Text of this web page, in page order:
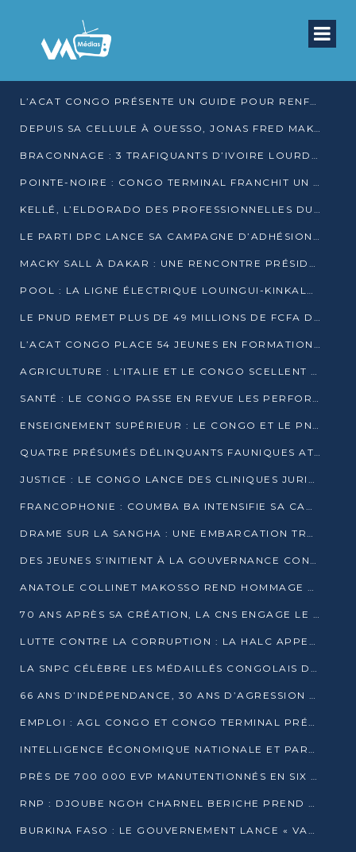
L’ACAT CONGO PRÉSENTE UN GUIDE POUR RENFORCER LES GARANTIES JUDICIAIRES EN GARDE À VUE
DEPUIS SA CELLULE À OUESSO, JONAS FRED MAKITA DÉNONCE CE QU’IL QUALIFIE DE DÉNI DE JUSTICE
BRACONNAGE : 3 TRAFIQUANTS D’IVOIRE LOURDEMENT CONDAMNÉS À DJAMBALA
POINTE-NOIRE : CONGO TERMINAL FRANCHIT UN CAP HISTORIQUE AVEC 99 MOUVEMENTS/HEURE
KELLÉ, L’ELDORADO DES PROFESSIONNELLES DU SEXE
LE PARTI DPC LANCE SA CAMPAGNE D’ADHÉSIONS ET VEUT STRUCTURER SA PRÉSENCE DANS LES 15 DÉPARTEMENTS
MACKY SALL À DAKAR : UNE RENCONTRE PRÉSIDENTIELLE QUI DIVISE L’OPINION SÉNÉGALAISE
POOL : LA LIGNE ÉLECTRIQUE LOUINGUI-KINKALA-BOKO MISE EN SERVICE
LE PNUD REMET PLUS DE 49 MILLIONS DE FCFA D’ÉQUIPEMENTS POUR ACCÉLÉRER LA NUMÉRISATION DU SYSTÈME DE SANTÉ
L’ACAT CONGO PLACE 54 JEUNES EN FORMATION PROFESSIONNELLE
AGRICULTURE : L’ITALIE ET LE CONGO SCELLENT UN PARTENARIAT POUR UNE PRODUCTION LOCALE DURABLE
SANTÉ : LE CONGO PASSE EN REVUE LES PERFORMANCES DE SES HÔPITAUX À MI-PARCOURS
ENSEIGNEMENT SUPÉRIEUR : LE CONGO ET LE PNUD VEULENT RAPPROCHER LA FORMATION UNIVERSITAIRE DES BESOINS DU MARCHÉ DE L’EMPLOI
QUATRE PRÉSUMÉS DÉLINQUANTS FAUNIQUES ATTENDUS DEVANT LA JUSTICE POUR TRAFIC D’IVOIRE
JUSTICE : LE CONGO LANCE DES CLINIQUES JURIDIQUES POUR RAPPROCHER LE DROIT DES CITOYENS
FRANCOPHONIE : COUMBA BA INTENSIFIE SA CAMPAGNE POUR LA SUCCESSION À LA TÊTE DE L’OIF
DRAME SUR LA SANGHA : UNE EMBARCATION TRANSPORTANT DES FIDÈLES DE « NZAMBÉ YA L’HUILE » FAIT NAUFRAGE À OUESSO
DES JEUNES S’INITIENT À LA GOUVERNANCE CONTINENTALE À BRAZZAVILLE
ANATOLE COLLINET MAKOSSO REND HOMMAGE À JEAN-PAUL PIGASSE
70 ANS APRÈS SA CRÉATION, LA CNS ENGAGE LE VIRAGE DE LA DIGITALISATION
LUTTE CONTRE LA CORRUPTION : LA HALC APPELLE À PASSER DES DISCOURS AUX ACTES
LA SNPC CÉLÈBRE LES MÉDAILLÉS CONGOLAIS DES OLYMPIADES PANAFRICAINES DE MATHÉMATIQUES 2026
66 ANS D’INDÉPENDANCE, 30 ANS D’AGRESSION RWANDAISE : 4 PRÉSIDENCES, UN ÉCHEC COLLECTIF
EMPLOI : AGL CONGO ET CONGO TERMINAL PRÉSÉLECTIONNENT PLUS DE 70 JEUNES À POINTE-NOIRE
INTELLIGENCE ÉCONOMIQUE NATIONALE ET PARTENARIATS INTERNATIONAUX : VERS UNE DOCTRINE SOUVERAINE DE SÉCURITÉ ÉCONOMIQUE
PRÈS DE 700 000 EVP MANUTENTIONNÉS EN SIX MOIS PAR CONGO TERMINAL
RNP : DJOUBE NGOH CHARNEL BERICHE PREND LES RÊNES DU PARTI
BURKINA FASO : LE GOUVERNEMENT LANCE « VACANCES UTILES 2026 » POUR FORMER LES ÉLÈVES À 15 MÉTIERS